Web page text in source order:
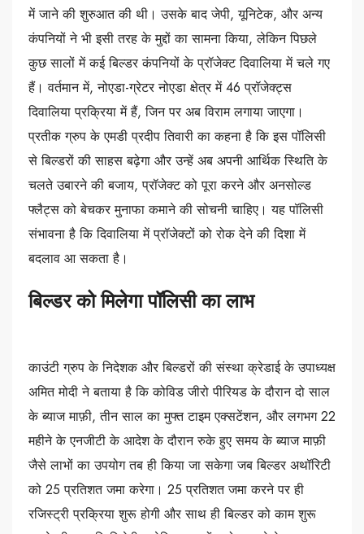
में जाने की शुरुआत की थी। उसके बाद जेपी, यूनिटेक, और अन्य
कंपनियों ने भी इसी तरह के मुद्दों का सामना किया, लेकिन पिछले
कुछ सालों में कई बिल्डर कंपनियों के प्रॉजेक्ट दिवालिया में चले गए
हैं। वर्तमान में, नोएडा-ग्रेटर नोएडा क्षेत्र में 46 प्रॉजेक्ट्स
दिवालिया प्रक्रिया में हैं, जिन पर अब विराम लगाया जाएगा।
प्रतीक ग्रुप के एमडी प्रदीप तिवारी का कहना है कि इस पॉलिसी
से बिल्डरों की साहस बढ़ेगा और उन्हें अब अपनी आर्थिक स्थिति के
चलते उबारने की बजाय, प्रॉजेक्ट को पूरा करने और अनसोल्ड
फ्लैट्स को बेचकर मुनाफा कमाने की सोचनी चाहिए। यह पॉलिसी
संभावना है कि दिवालिया में प्रॉजेक्टों को रोक देने की दिशा में
बदलाव आ सकता है।
बिल्डर को मिलेगा पॉलिसी का लाभ
काउंटी ग्रुप के निदेशक और बिल्डरों की संस्था क्रेडाई के उपाध्यक्ष
अमित मोदी ने बताया है कि कोविड जीरो पीरियड के दौरान दो साल
के ब्याज माफ़ी, तीन साल का मुफ्त टाइम एक्सटेंशन, और लगभग 22
महीने के एनजीटी के आदेश के दौरान रुके हुए समय के ब्याज माफ़ी
जैसे लाभों का उपयोग तब ही किया जा सकेगा जब बिल्डर अथॉरिटी
को 25 प्रतिशत जमा करेगा। 25 प्रतिशत जमा करने पर ही
रजिस्ट्री प्रक्रिया शुरू होगी और साथ ही बिल्डर को काम शुरू